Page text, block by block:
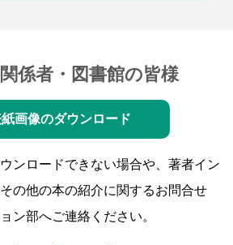
係者・図書館の皆様
画像のダウンロード
ンロードできない場合や、著者イン
の他の本の紹介に関するお問合せ
ン部へご連絡ください。